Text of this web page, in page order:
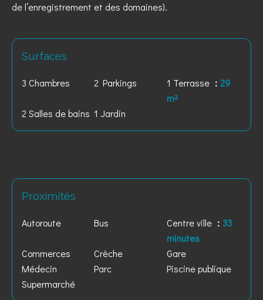
de l’enregistrement et des domaines).
Surfaces
3 Chambres 2 Parkings 1 Terrasse
29
m²
2 Salles de bains 1 Jardin
Proximités
Autoroute Bus Centre ville
33
minutes
Commerces
Crèche
Gare
Médecin
Parc
Piscine publique
Supermarché